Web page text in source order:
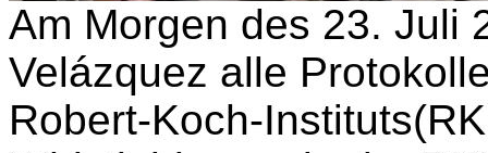
Am Morgen des 23. Juli
Velázquez alle
Robert-Koch-